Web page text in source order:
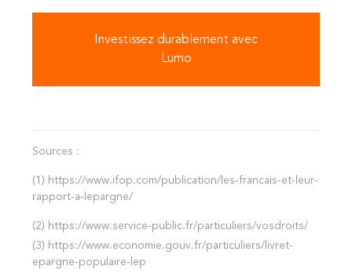
Investissez durablement avec
Lumo
Sources :
(1) https://www.ifop.com/publication/les-francais-et-leur-
rapport-a-lepargne/
(2) https://www.service-public.fr/particuliers/vosdroits/
(3) https://www.economie.gouv.fr/particuliers/livret-
epargne-populaire-lep